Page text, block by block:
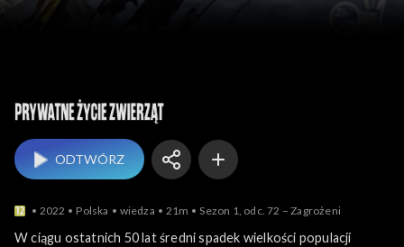
ODTWÓRZ
2022 Polska wiedza 21m Sezon 1, odc. 72 – Zagrożeni
W ciągu ostatnich 50 lat średni spadek wielkości populacji